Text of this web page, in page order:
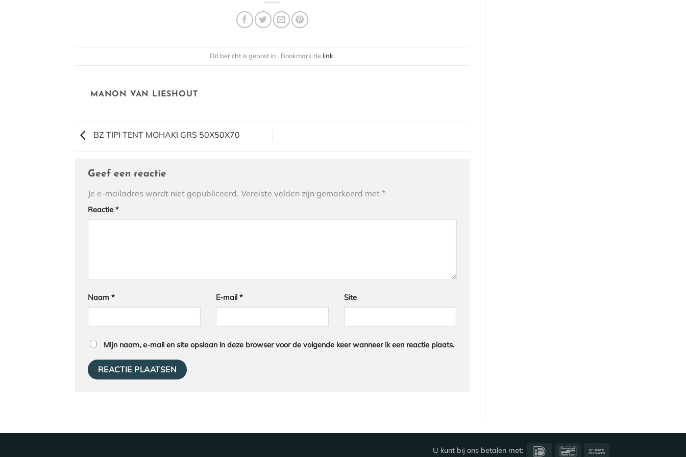
Dit bericht is gepost in . Bookmark de link.
MANON VAN LIESHOUT
BZ TIPI TENT MOHAKI GRS 50X50X70
Geef een reactie
Je e-mailadres wordt niet gepubliceerd. Vereiste velden zijn gemarkeerd met *
Reactie *
Naam * E-mail * Site
Mijn naam, e-mail en site opslaan in deze browser voor de volgende keer wanneer ik een reactie plaats.
U kunt bij ons betalen met: IDeal Bancontact